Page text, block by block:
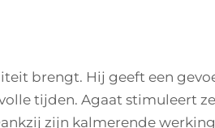
brengt. Hij geeft een
tijden. Agaat stimuleert
zijn kalmerende